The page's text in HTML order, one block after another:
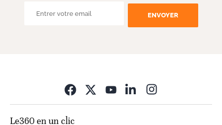
ENVOYER
Le360 en un clic